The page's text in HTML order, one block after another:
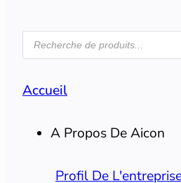
RECHERCHE
DE
PRODUITS
Accueil
A Propos De Aicon
Profil De